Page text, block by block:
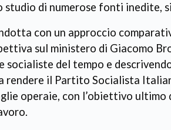
studio di numerose fonti inedite,
con un approccio
sul ministero di Giacomo
socialiste del tempo e
rendere il Partito Socialista
operaie, con l’obiettivo